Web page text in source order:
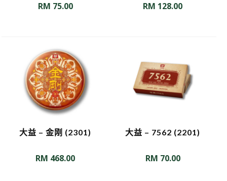
RM 75.00 RM 128.00
大益 – 金刚 (2301)
RM 468.00
大益 – 7562 (2201)
RM 70.00